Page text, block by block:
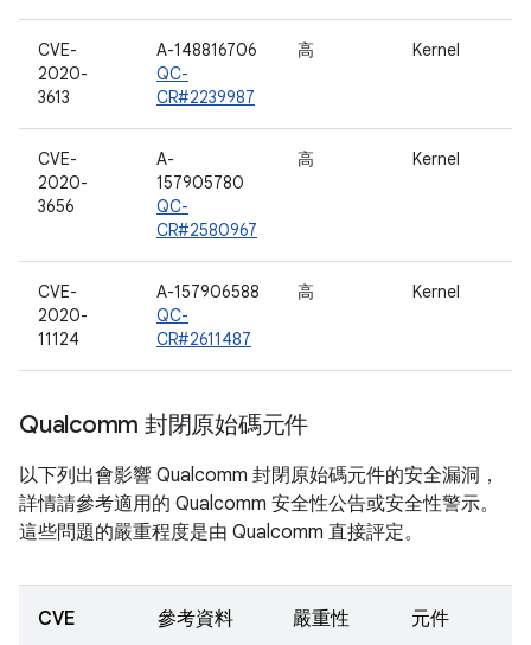
CVE-
2020-
3613
A-148816706
QC-
CR#2239987
高 Kernel
CVE-
2020-
3656
A-
157905780
QC-
CR#2580967
高 Kernel
CVE-
2020-
11124
A-157906588
QC-
CR#2611487
高 Kernel
Qualcomm 封閉原始碼元件
以下列出會影響 Qualcomm 封閉原始碼元件的安全漏洞，
詳情請參考適用的 Qualcomm 安全性公告或安全性警示。
這些問題的嚴重程度是由 Qualcomm 直接評定。
CVE 參考資料 嚴重性 元件